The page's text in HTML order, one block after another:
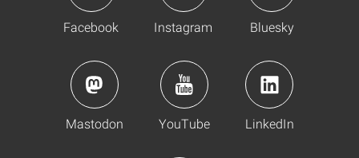
Facebook Instagram Bluesky
Mastodon YouTube LinkedIn